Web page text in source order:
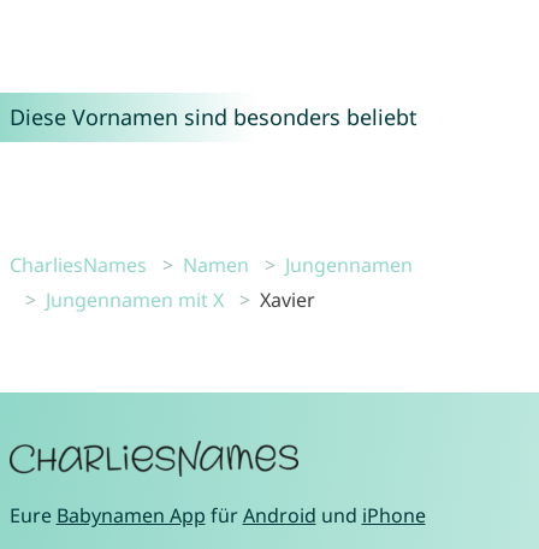
Diese Vornamen sind besonders beliebt
CharliesNames Namen
Jungennamen
Jungennamen mit X
Xavier
Eure Babynamen App fürAndroid und iPhone